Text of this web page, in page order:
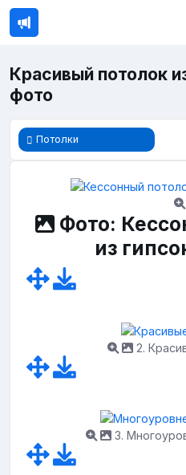
Красивый потолок
фото
Потолки
Фото:
из
2.
3.